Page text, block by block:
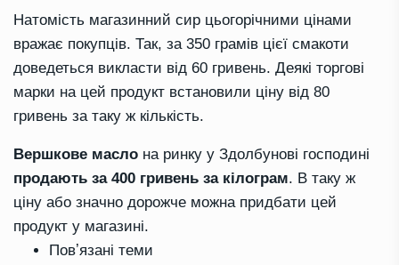
Натомість магазинний сир цьогорічними цінами
вражає покупців. Так, за 350 грамів цієї смакоти
доведеться викласти від 60 гривень. Деякі торгові
марки на цей продукт встановили ціну від 80
гривень за таку ж кількість.
Вершкове масло на ринку у Здолбунові господині
продають за 400 гривень за кілограм. В таку ж
ціну або значно дорожче можна придбати цей
продукт у магазині.
Повʼязані теми